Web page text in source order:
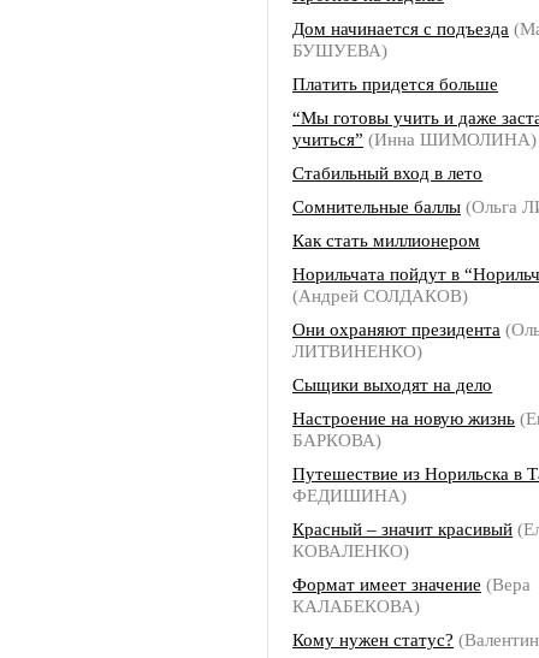
Дом начинается с подъезда
БУШУЕВА)
Платить придется больше
“Мы готовы учить и даже
учиться” (Инна ШИМОЛИНА)
Стабильный вход в лето
Сомнительные баллы (Ольга
Как стать миллионером
Норильчата пойдут в
(Андрей СОЛДАКОВ)
Они охраняют президента
ЛИТВИНЕНКО)
Сыщики выходят на дело
Настроение на новую жизнь
БАРКОВА)
Путешествие из Норильска в
ФЕДИШИНА)
Красный – значит красивый
КОВАЛЕНКО)
Формат имеет значение (Вера
КАЛАБЕКОВА)
Кому нужен статус?